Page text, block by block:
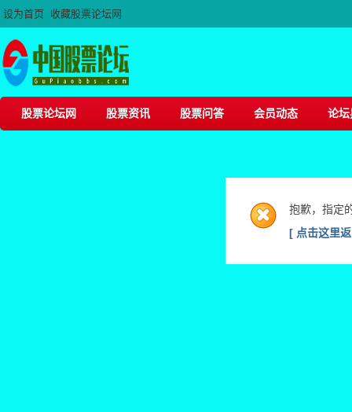
设为首页 收藏股票论坛网
股票论坛网 股票资讯 股票问答 会员动态 论坛
抱歉，指定
[ 点击这里